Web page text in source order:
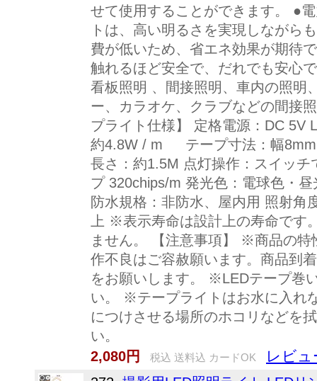
せて使用することができます。 ●
トは、高い明るさを実現しながら
費が低いため、省エネ効果が期待
触れるほど安全で、だれでも安心
看板照明 、間接照明、車内の照明
ー、カラオケ、クラブなどの間接
プライト仕様】 定格電源：DC 5V
約4.8W / m テープ寸法：幅
長さ：約1.5M 点灯操作：スイッ
プ 320chips/m 発光色：電球色・
防水規格：非防水、屋内用 照射角
上 ※表示寿命は設計上の寿命です
ません。 【注意事項】 ※商品の
作不良はご容赦願います。商品到
をお願いします。 ※LEDテープ巻
い。 ※テープライトはお水に入れ
につけさせる場所のホコリなどを
い。
2,080円
税込 送料込 カードOK レビュ